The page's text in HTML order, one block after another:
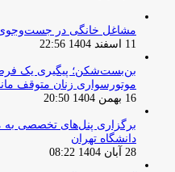
مشاغل خانگی در جست‌وجوی
11 اسفند 1404 22:56
بن‌بست‌شکن؛ پیگیری یک
موتورسواری زنان متوقف
16 بهمن 1404 20:50
برگزاری پنل‌های تخصصی به
دانشگاه تهران
28 آبان 1404 08:22